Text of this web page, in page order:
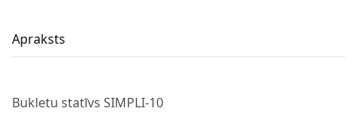
Apraksts
Bukletu statīvs SIMPLI-10